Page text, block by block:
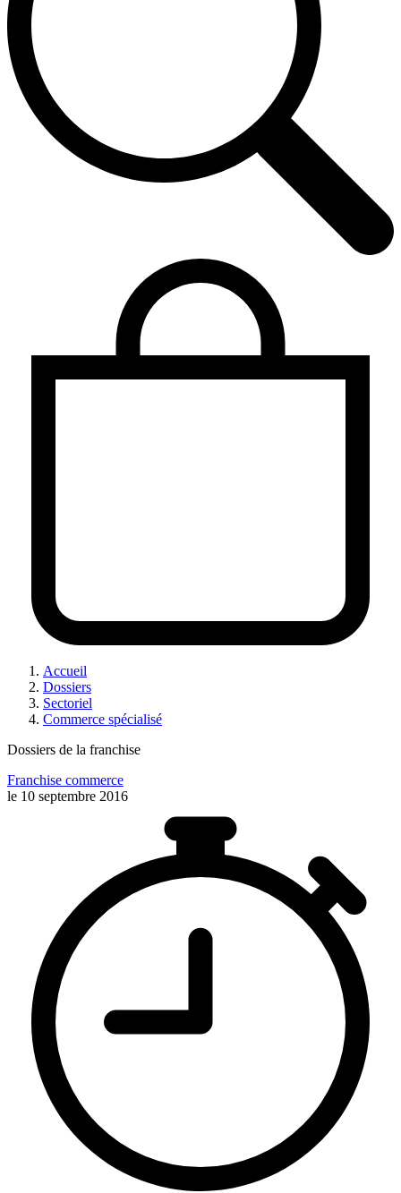
Accueil
Dossiers
Sectoriel
Commerce spécialisé
Dossiers de la franchise
Franchise commerce
le 10 septembre 2016